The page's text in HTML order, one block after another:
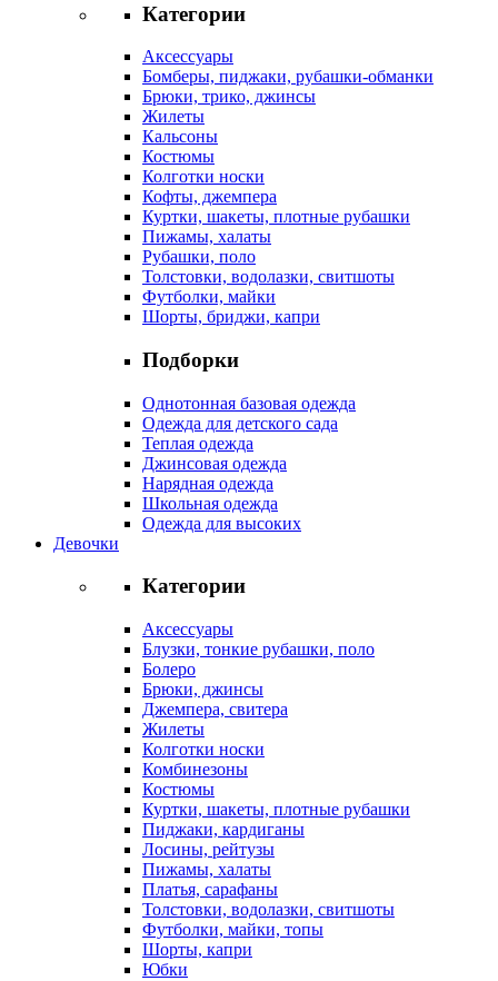
Категории
Аксессуары
Бомберы, пиджаки, рубашки-обманки
Брюки, трико, джинсы
Жилеты
Кальсоны
Костюмы
Колготки носки
Кофты, джемпера
Куртки, шакеты, плотные рубашки
Пижамы, халаты
Рубашки, поло
Толстовки, водолазки, свитшоты
Футболки, майки
Шорты, бриджи, капри
Подборки
Однотонная базовая одежда
Одежда для детского сада
Теплая одежда
Джинсовая одежда
Нарядная одежда
Школьная одежда
Одежда для высоких
Девочки
Категории
Аксессуары
Блузки, тонкие рубашки, поло
Болеро
Брюки, джинсы
Джемпера, свитера
Жилеты
Колготки носки
Комбинезоны
Костюмы
Куртки, шакеты, плотные рубашки
Пиджаки, кардиганы
Лосины, рейтузы
Пижамы, халаты
Платья, сарафаны
Толстовки, водолазки, свитшоты
Футболки, майки, топы
Шорты, капри
Юбки